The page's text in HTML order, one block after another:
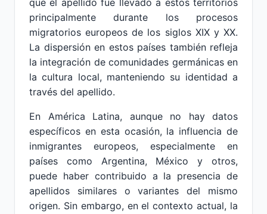
que el apellido fue llevado a estos territorios
principalmente durante los procesos
migratorios europeos de los siglos XIX y XX.
La dispersión en estos países también refleja
la integración de comunidades germánicas en
la cultura local, manteniendo su identidad a
través del apellido.
En América Latina, aunque no hay datos
específicos en esta ocasión, la influencia de
inmigrantes europeos, especialmente en
países como Argentina, México y otros,
puede haber contribuido a la presencia de
apellidos similares o variantes del mismo
origen. Sin embargo, en el contexto actual, la